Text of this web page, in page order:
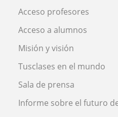
Acceso profesores
Acceso a alumnos
Misión y visión
Tusclases en el mundo
Sala de prensa
Informe sobre el futuro